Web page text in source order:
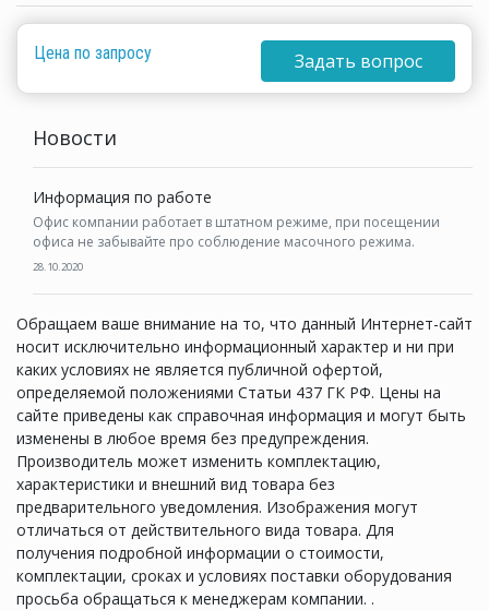
Цена по запросу Задать вопрос
Новости
Информация по работе
Офис компании работает в штатном режиме, при посещении
офиса не забывайте про соблюдение масочного режима.
28.10.2020
Обращаем ваше внимание на то, что данный Интернет-сайт
носит исключительно информационный характер и ни при
каких условиях не является публичной офертой,
определяемой положениями Статьи 437 ГК РФ. Цены на
сайте приведены как справочная информация и могут быть
изменены в любое время без предупреждения.
Производитель может изменить комплектацию,
характеристики и внешний вид товара без
предварительного уведомления. Изображения могут
отличаться от действительного вида товара. Для
получения подробной информации о стоимости,
комплектации, сроках и условиях поставки оборудования
просьба обращаться к менеджерам компании. .